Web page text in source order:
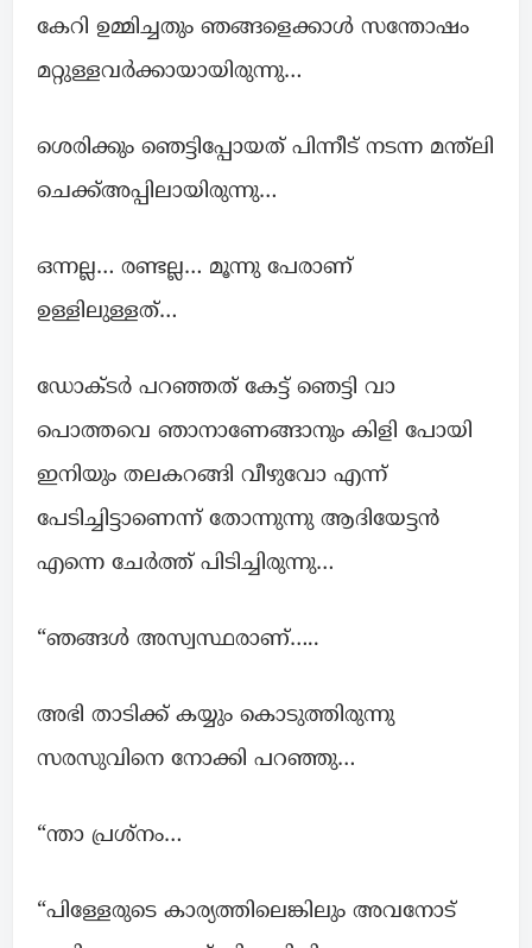
കേറി ഉമ്മിച്ചതും ഞങ്ങളെക്കാൾ സന്തോഷം
മറ്റുള്ളവർക്കായായിരുന്നു…
ശെരിക്കും ഞെട്ടിപ്പോയത് പിന്നീട് നടന്ന മന്ത്‌ലി
ചെക്ക്അപ്പിലായിരുന്നു…
ഒന്നല്ല… രണ്ടല്ല… മൂന്നു പേരാണ്
ഉള്ളിലുള്ളത്…
ഡോക്ടർ പറഞ്ഞത് കേട്ട് ഞെട്ടി വാ
പൊത്തവെ ഞാനാണേങ്ങാനും കിളി പോയി
ഇനിയും തലകറങ്ങി വീഴുവോ എന്ന്
പേടിച്ചിട്ടാണെന്ന് തോന്നുന്നു ആദിയേട്ടൻ
എന്നെ ചേർത്ത് പിടിച്ചിരുന്നു…
“ഞങ്ങൾ അസ്വസ്ഥരാണ്…..
അഭി താടിക്ക് കയ്യും കൊടുത്തിരുന്നു
സരസുവിനെ നോക്കി പറഞ്ഞു…
“ന്താ പ്രശ്നം…
“പിള്ളേരുടെ കാര്യത്തിലെങ്കിലും അവനോട്